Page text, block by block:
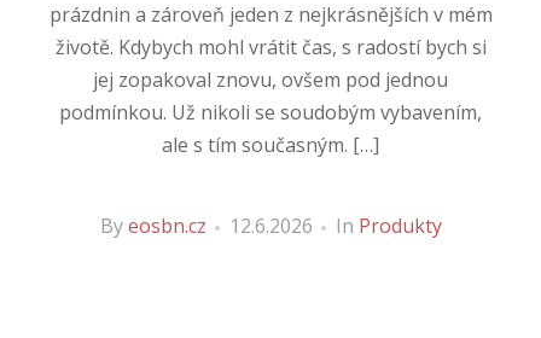
prázdnin a zároveň jeden z nejkrásnějších v mém
životě. Kdybych mohl vrátit čas, s radostí bych si
jej zopakoval znovu, ovšem pod jednou
podmínkou. Už nikoli se soudobým vybavením,
ale s tím současným. […]
Byeosbn.cz 12.6.2026 In Produkty